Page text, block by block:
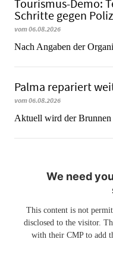
Tourismus-Demo:
Schritte gegen
vom 06.08.2026
Nach Angaben der
Palma repariert
vom 06.08.2026
Aktuell wird der
We need
This content is not
disclosed to the visitor.
with their CMP to add